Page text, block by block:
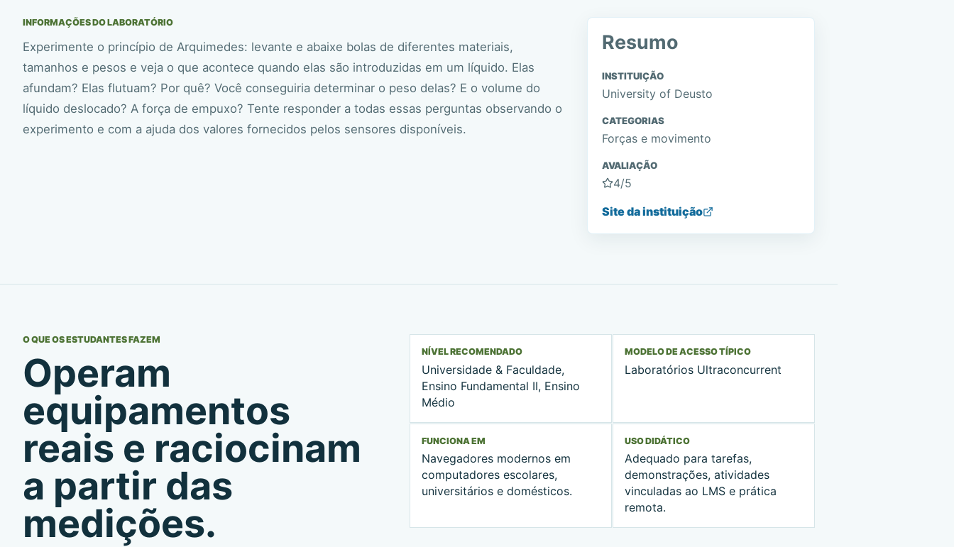
INFORMAÇÕES DO LABORATÓRIO
Experimente o princípio de Arquimedes: levante e abaixe bolas de diferentes materiais,
tamanhos e pesos e veja o que acontece quando elas são introduzidas em um líquido. Elas
afundam? Elas flutuam? Por quê? Você conseguiria determinar o peso delas? E o volume do
líquido deslocado? A força de empuxo? Tente responder a todas essas perguntas observando o
experimento e com a ajuda dos valores fornecidos pelos sensores disponíveis.
Resumo
INSTITUIÇÃO
University of Deusto
CATEGORIAS
Forças e movimento
AVALIAÇÃO
4/5
Site da instituição
O QUE OS ESTUDANTES FAZEM
Operam
equipamentos
reais e raciocinam
a partir das
medições.
NÍVEL RECOMENDADO
Universidade & Faculdade,
Ensino Fundamental II, Ensino
Médio
MODELO DE ACESSO TÍPICO
Laboratórios Ultraconcurrent
FUNCIONA EM
Navegadores modernos em
computadores escolares,
universitários e domésticos.
USO DIDÁTICO
Adequado para tarefas,
demonstrações, atividades
vinculadas ao LMS e prática
remota.